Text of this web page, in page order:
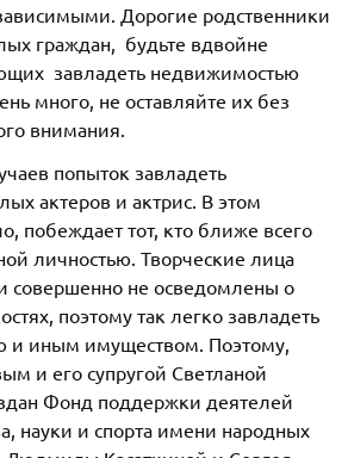
Дорогие родственники
граждан, будьте вдвойне
завладеть недвижимостью
много, не оставляйте их без
внимания.
попыток завладеть
актеров и актрис. В этом
побеждает тот, кто ближе всего
личностью. Творческие лица
совершенно не осведомлены о
поэтому так легко завладеть
и иным имуществом. Поэтому,
и его супругой Светланой
Фонд поддержки деятелей
науки и спорта имени народных